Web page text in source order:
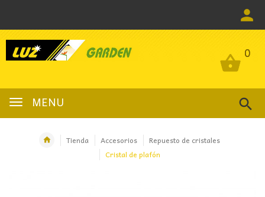
0
MENU
0
Tienda Accesorios
Repuesto de cristales
Cristal de plafón